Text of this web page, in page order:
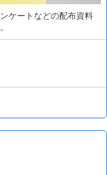
ケートなどの配布資料